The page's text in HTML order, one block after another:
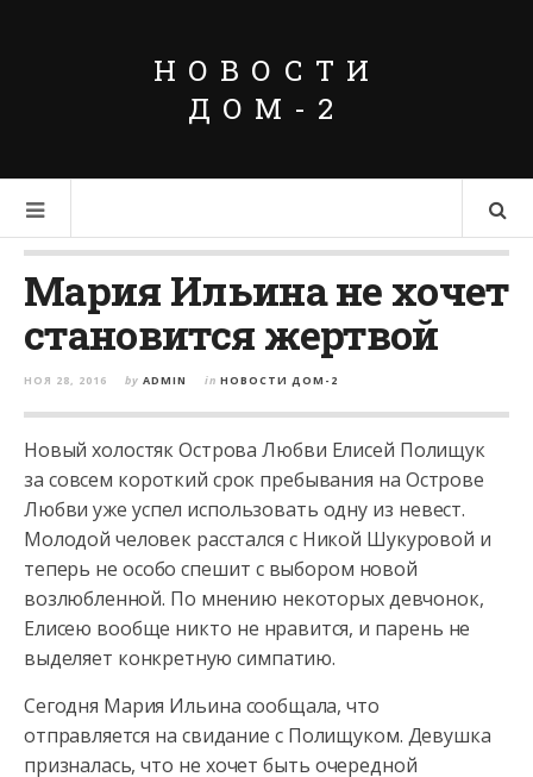
НОВОСТИ
ДОМ-2
Мария Ильина не хочет
становится жертвой
НОЯ 28, 2016 by ADMIN in НОВОСТИ ДОМ-2
Новый холостяк Острова Любви Елисей Полищук
за совсем короткий срок пребывания на Острове
Любви уже успел использовать одну из невест.
Молодой человек расстался с Никой Шукуровой и
теперь не особо спешит с выбором новой
возлюбленной. По мнению некоторых девчонок,
Елисею вообще никто не нравится, и парень не
выделяет конкретную симпатию.
Сегодня Мария Ильина сообщала, что
отправляется на свидание с Полищуком. Девушка
призналась, что не хочет быть очередной